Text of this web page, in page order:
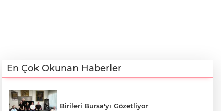
En Çok Okunan Haberler
Birileri Bursa'yı Gözetliyor